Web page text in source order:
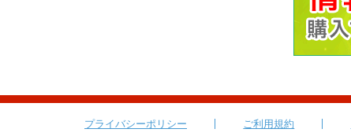
プライバシーポリシー ご利用規約